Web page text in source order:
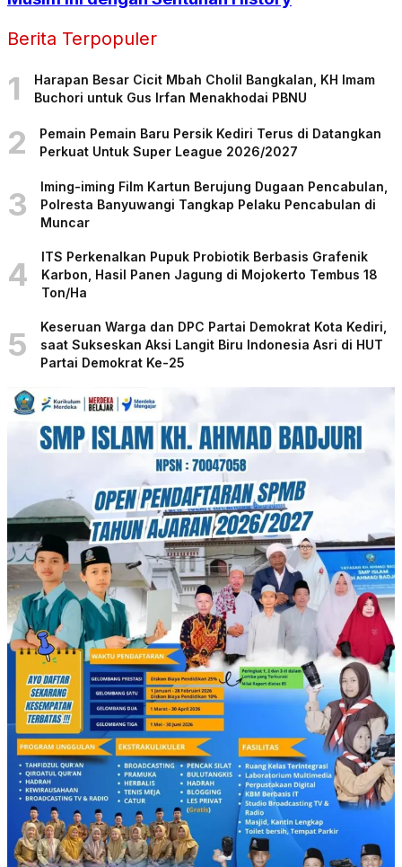
Berita Terpopuler
1
Harapan Besar Cicit Mbah Cholil Bangkalan, KH Imam
Buchori untuk Gus Irfan Menakhodai PBNU
2
Pemain Pemain Baru Persik Kediri Terus di Datangkan
Perkuat Untuk Super League 2026/2027
3
Iming-iming Film Kartun Berujung Dugaan Pencabulan,
Polresta Banyuwangi Tangkap Pelaku Pencabulan di
Muncar
4
ITS Perkenalkan Pupuk Probiotik Berbasis Grafenik
Karbon, Hasil Panen Jagung di Mojokerto Tembus 18
Ton/Ha
5
Keseruan Warga dan DPC Partai Demokrat Kota Kediri,
saat Sukseskan Aksi Langit Biru Indonesia Asri di HUT
Partai Demokrat Ke-25